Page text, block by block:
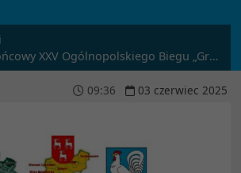
Biegu „Grzmią pod Stoczkiem armaty” w kategorii osób niepełnosprawnych, dzieci i młodzieży
09:36 03 czerwiec 2025